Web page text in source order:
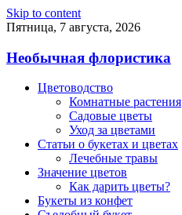
Skip to content
Пятница, 7 августа, 2026
Необычная флористика
Цветоводство
Комнатные растения
Садовые цветы
Уход за цветами
Статьи о букетах и цветах
Лечебные травы
Значение цветов
Как дарить цветы?
Букеты из конфет